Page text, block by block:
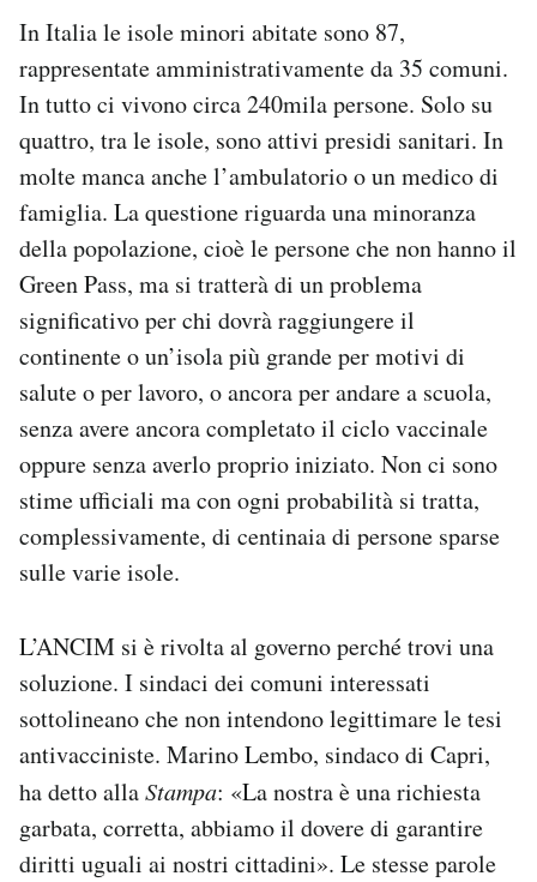
In Italia le isole minori abitate sono 87,
rappresentate amministrativamente da 35 comuni.
In tutto ci vivono circa 240mila persone. Solo su
quattro, tra le isole, sono attivi presidi sanitari. In
molte manca anche l’ambulatorio o un medico di
famiglia. La questione riguarda una minoranza
della popolazione, cioè le persone che non hanno il
Green Pass, ma si tratterà di un problema
significativo per chi dovrà raggiungere il
continente o un’isola più grande per motivi di
salute o per lavoro, o ancora per andare a scuola,
senza avere ancora completato il ciclo vaccinale
oppure senza averlo proprio iniziato. Non ci sono
stime ufficiali ma con ogni probabilità si tratta,
complessivamente, di centinaia di persone sparse
sulle varie isole.
L’ANCIM si è rivolta al governo perché trovi una
soluzione. I sindaci dei comuni interessati
sottolineano che non intendono legittimare le tesi
antivacciniste. Marino Lembo, sindaco di Capri,
ha detto allaStampa: «La nostra è una richiesta
garbata, corretta, abbiamo il dovere di garantire
diritti uguali ai nostri cittadini». Le stesse parole